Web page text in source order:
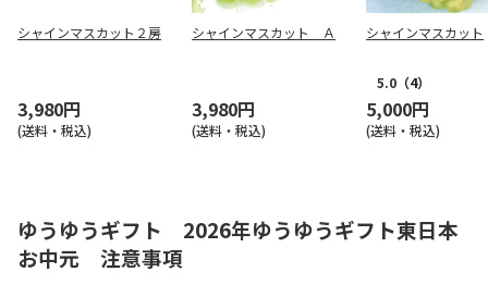
シャインマスカット２房
3,980円
(送料・税込)
シャインマスカット Ａ
3,980円
(送料・税込)
シャインマスカット
5.0 （4）
5,000円
(送料・税込)
ゆうゆうギフト 2026年ゆうゆうギフト東日本
お中元 注意事項